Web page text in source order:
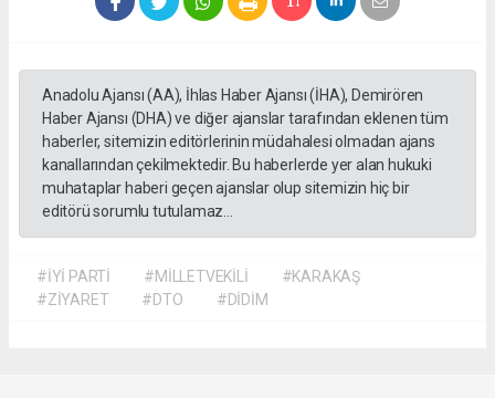
Anadolu Ajansı (AA), İhlas Haber Ajansı (İHA), Demirören
Haber Ajansı (DHA) ve diğer ajanslar tarafından eklenen tüm
haberler, sitemizin editörlerinin müdahalesi olmadan ajans
kanallarından çekilmektedir. Bu haberlerde yer alan hukuki
muhataplar haberi geçen ajanslar olup sitemizin hiç bir
editörü sorumlu tutulamaz...
#İYİ PARTİ #MİLLETVEKİLİ
#KARAKAŞ
#ZİYARET
#DTO #DİDİM